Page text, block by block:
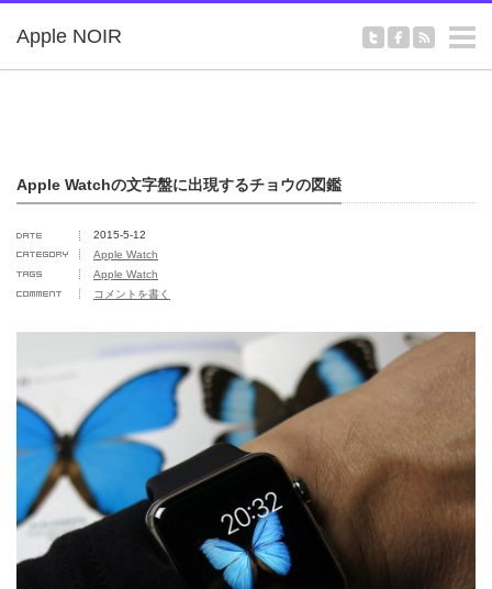
Apple NOIR
Apple Watchの文字盤に出現するチョウの図鑑
2015-5-12
Apple Watch
Apple Watch
コメントを書く